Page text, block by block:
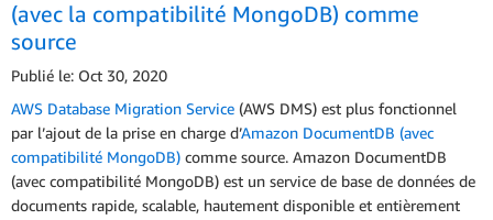
(avec la compatibilité MongoDB) comme
source
Publié le: Oct 30, 2020
AWS Database Migration Service (AWS DMS) est plus fonctionnel
par l’ajout de la prise en charge d’Amazon DocumentDB (avec
compatibilité MongoDB) comme source. Amazon DocumentDB
(avec compatibilité MongoDB) est un service de base de données de
documents rapide, scalable, hautement disponible et entièrement